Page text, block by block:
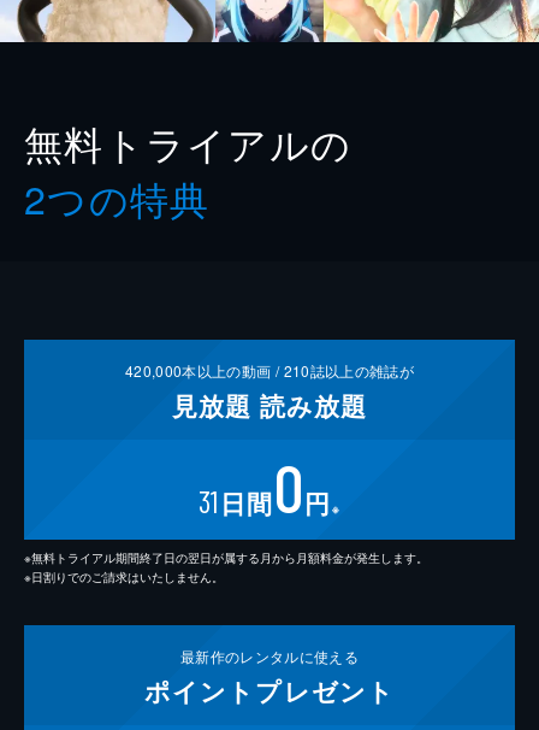
無料トライアルの
2つの特典
420,000本以上の動画 /210誌以上の雑誌が
見放題 読み放題
31 日間0円 ※
※無料トライアル期間終了日の翌日が属する月から月額料金が発生します。
※日割りでのご請求はいたしません。
最新作のレンタルに使える
ポイント プレゼント